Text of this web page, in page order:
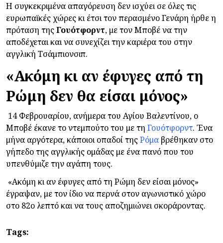
Η συγκεκριμένα απαγόρευση δεν ισχύει σε όλες τις
ευρωπαϊκές χώρες κι έτσι τον περασμένο Γενάρη ήρθε η
πρόταση τηςΓουότφορντ, με τον Μποβέ να την
αποδέχεται και να συνεχίζει την καριέρα του στην
αγγλική Τσάμπιονσιπ.
«Ακόμη κι αν έφυγες από τη
Ρώμη δεν θα είσαι μόνος»
14 Φεβρουαρίου, ανήμερα του Αγίου Βαλεντίνου, ο
Μποβέ έκανε το ντεμπούτο του με τη Γουότφορντ. Ένα
μήνα αργότερα, κάποιοι οπαδοί τηςΡόμα βρέθηκαν στο
γήπεδο της αγγλικής ομάδας με ένα πανό που του
υπενθύμιζε την αγάπη τους.
«Ακόμη κι αν έφυγες από τη Ρώμη δεν είσαι μόνος»
έγραψαν, με τον ίδιο να περνά στον αγωνιστικό χώρο
στο 82ο λεπτό και να τους αποζημιώνει σκοράροντας.
Tags: